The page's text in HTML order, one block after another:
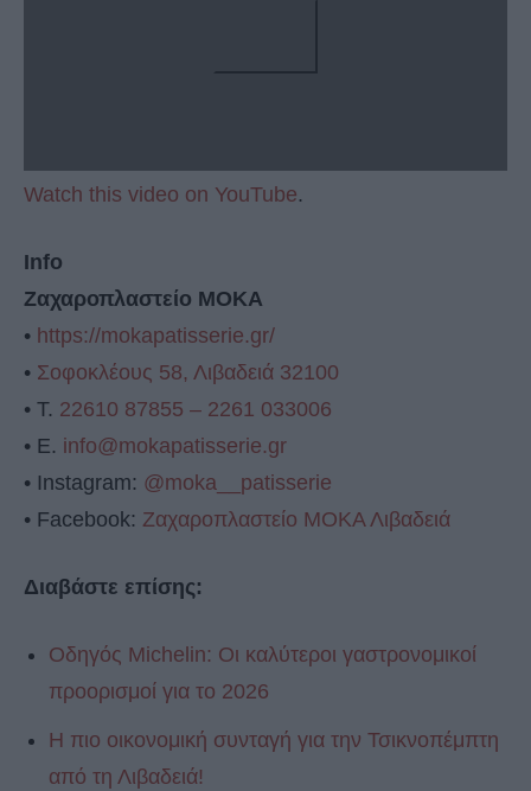
Watch this video on YouTube.
Info
Ζαχαροπλαστείο ΜΟΚΑ
• https://mokapatisserie.gr/
• Σοφοκλέους 58, Λιβαδειά 32100
• Τ. 22610 87855 – 2261 033006
• Ε. info@mokapatisserie.gr
• Instagram: @moka__patisserie
• Facebook: Ζαχαροπλαστείο ΜΟΚΑ Λιβαδειά
Διαβάστε επίσης:
Οδηγός Michelin: Οι καλύτεροι γαστρονομικοί
προορισμοί για το 2026
Η πιο οικονομική συνταγή για την Τσικνοπέμπτη
από τη Λιβαδειά!